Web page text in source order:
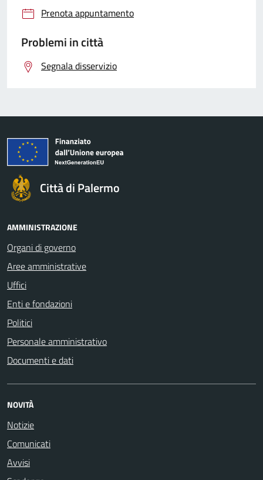
Prenota appuntamento
Problemi in città
Segnala disservizio
Città di Palermo
AMMINISTRAZIONE
Organi di governo
Aree amministrative
Uffici
Enti e fondazioni
Politici
Personale amministrativo
Documenti e dati
NOVITÀ
Notizie
Comunicati
Avvisi